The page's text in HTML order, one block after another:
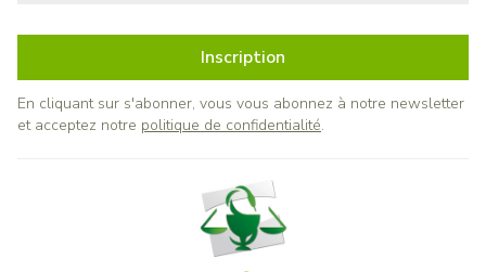
Inscription
En cliquant sur s'abonner, vous vous abonnez à notre newsletter
et acceptez notre politique de confidentialité.